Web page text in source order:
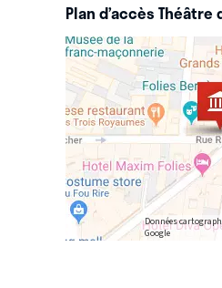
Plan d’accès
Données
Google